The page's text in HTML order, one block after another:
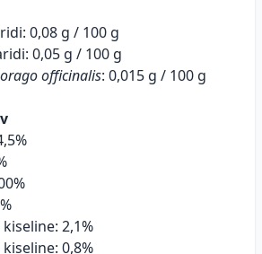
0,08 g / 100 g
0,05 g / 100 g
officinalis: 0,015 g / 100 g
2,1%
0,8%